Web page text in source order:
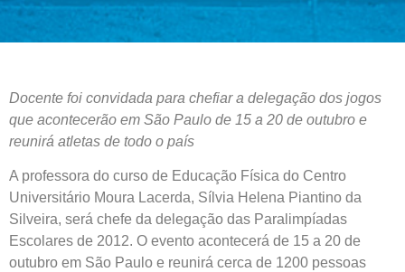
Docente foi convidada para chefiar a delegação dos jogos
que acontecerão em São Paulo de 15 a 20 de outubro e
reunirá atletas de todo o país
A professora do curso de Educação Física do Centro
Universitário Moura Lacerda, Sílvia Helena Piantino da
Silveira, será chefe da delegação das Paralimpíadas
Escolares de 2012. O evento acontecerá de 15 a 20 de
outubro em São Paulo e reunirá cerca de 1200 pessoas